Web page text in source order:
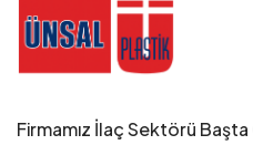
Firmamız İlaç Sektörü